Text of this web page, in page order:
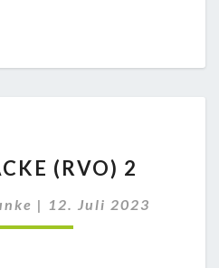
(RVO)(RVO) 2
| 12. Juli 2023